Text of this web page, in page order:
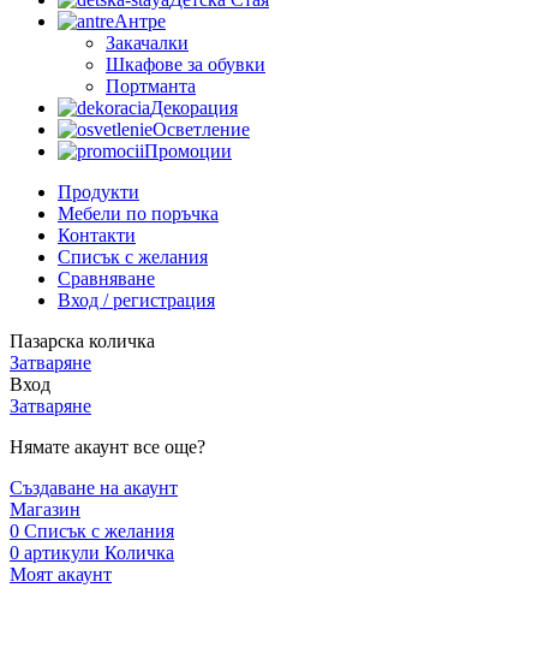
Антре
Закачалки
Шкафове за обувки
Портманта
Декорация
Осветление
Промоции
Продукти
Мебели по поръчка
Контакти
Списък с желания
Сравняване
Вход / регистрация
Пазарска количка
Затваряне
Вход
Затваряне
Нямате акаунт все още?
Създаване на акаунт
Магазин
0 Списък с желания
0 артикули Количка
Моят акаунт